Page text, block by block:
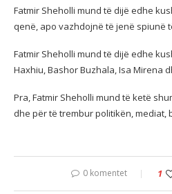
Fatmir Sheholli mund të dijë edhe
qenë, apo vazhdojnë të jenë spiunë
Fatmir Sheholli mund të dijë edhe
Haxhiu, Bashor Buzhala, Isa Mirena
Pra, Fatmir Sheholli mund të ketë
dhe për të trembur politikën, mediat,
0 komentet 1